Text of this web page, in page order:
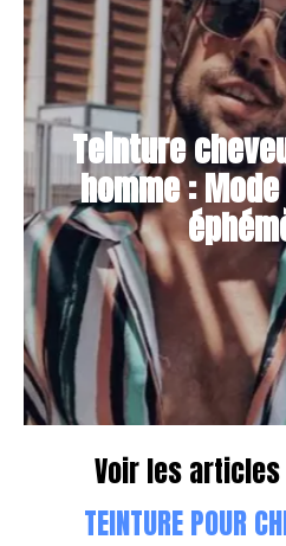
Teinture
homme :
Voir les
TEINTURE POUR